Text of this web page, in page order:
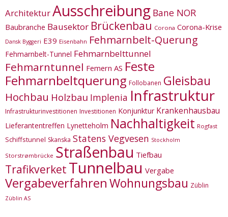
ArchitekturAusschreibung Bane NOR
Baubranche Bausektor Brückenbau Corona Corona-Krise
Dansk Byggeri E39 Eisenbahn Fehmarnbelt-Querung
Fehmarnbelt-Tunnel Fehmarnbelttunnel
Fehmarntunnel Femern AS Feste
Fehmarnbeltquerung Follobanen Gleisbau
Hochbau Holzbau Implenia Infrastruktur
Infrastrukturinvestitionen Investitionen Konjunktur Krankenhausbau
Lieferantentreffen Lynetteholm Nachhaltigkeit Rogfast
Schiffstunnel Skanska Statens Vegvesen Stockholm
Storstrømbrücke Straßenbau Tiefbau
Trafikverket Tunnelbau Vergabe
VergabeverfahrenWohnungsbau Züblin
Züblin AS